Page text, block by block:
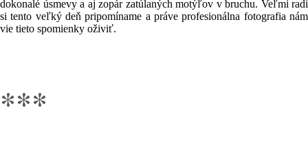
dokonalé úsmevy a aj zopár zatúlaných motýľov v bruchu. Veľmi radi
si tento veľký deň pripomíname a práve profesionálna fotografia nám
vie tieto spomienky oživiť.
***